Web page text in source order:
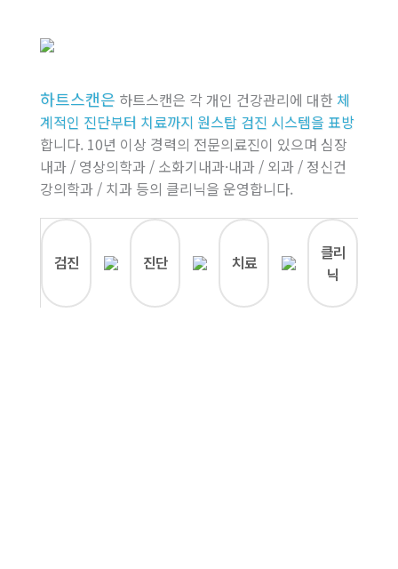
하트스캔은 하트스캔은 각 개인 건강관리에 대한 체
계적인 진단부터 치료까지 원스탑 검진 시스템을 표방
합니다. 10년 이상 경력의 전문의료진이 있으며 심장
내과 / 영상의학과 / 소화기내과·내과 / 외과 / 정신건
강의학과 / 치과 등의 클리닉을 운영합니다.
검진 진단 치료
클리
닉